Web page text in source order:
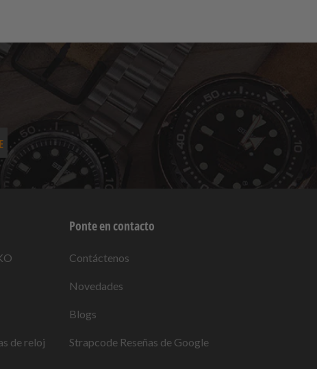
de reloj
Ponte en contacto
Contáctenos
Novedades
Blogs
Strapcode Reseñas de Google